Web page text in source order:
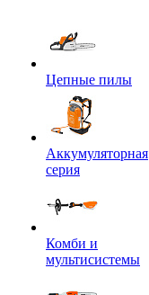
Цепные пилы
Аккумуляторная
серия
Комби и
мультисистемы